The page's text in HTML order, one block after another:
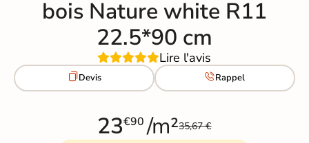
bois Nature white R11
22.5*90 cm
Lire l'avis
Devis Rappel
23€90 /m²35,67 €